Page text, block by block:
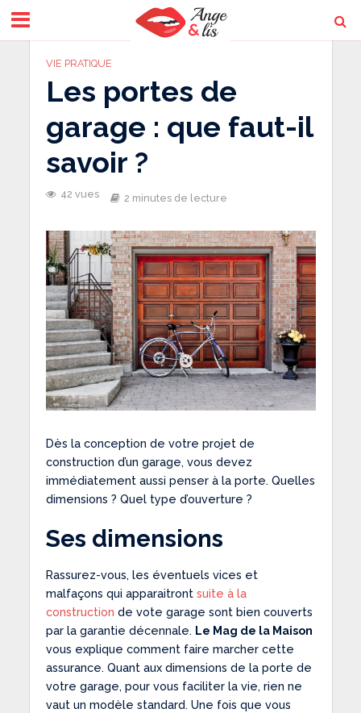
VIE PRATIQUE
Les portes de
garage : que faut-il
savoir ?
42 vues 2 minutes de lecture
Dès la conception de votre projet de
construction d’un garage, vous devez
immédiatement aussi penser à la porte. Quelles
dimensions ? Quel type d’ouverture ?
Ses dimensions
Rassurez-vous, les éventuels vices et
malfaçons qui apparaitront suite à la
construction de vote garage sont bien couverts
par la garantie décennale. Le Mag de la Maison
vous explique comment faire marcher cette
assurance. Quant aux dimensions de la porte de
votre garage, pour vous faciliter la vie, rien ne
vaut un modèle standard. Une fois que vous